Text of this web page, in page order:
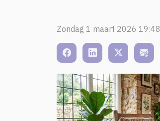
Zondag 1 maart 2026 19:48